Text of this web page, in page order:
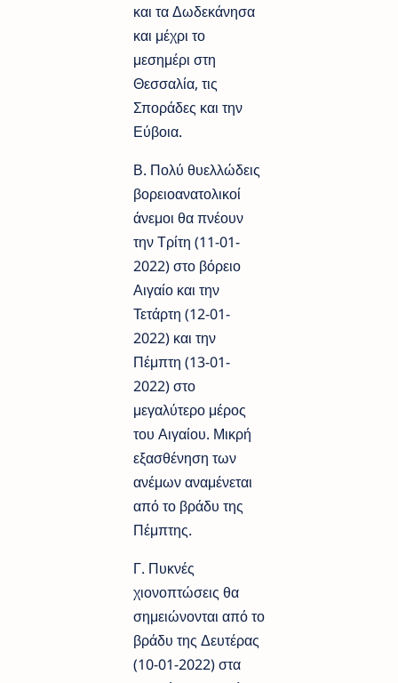
και τα Δωδεκάνησα
και μέχρι το
μεσημέρι στη
Θεσσαλία, τις
Σποράδες και την
Εύβοια.
Β. Πολύ θυελλώδεις
βορειοανατολικοί
άνεμοι θα πνέουν
την Τρίτη (11-01-
2022) στο βόρειο
Αιγαίο και την
Τετάρτη (12-01-
2022) και την
Πέμπτη (13-01-
2022) στο
μεγαλύτερο μέρος
του Αιγαίου. Μικρή
εξασθένηση των
ανέμων αναμένεται
από το βράδυ της
Πέμπτης.
Γ. Πυκνές
χιονοπτώσεις θα
σημειώνονται από το
βράδυ της Δευτέρας
(10-01-2022) στα